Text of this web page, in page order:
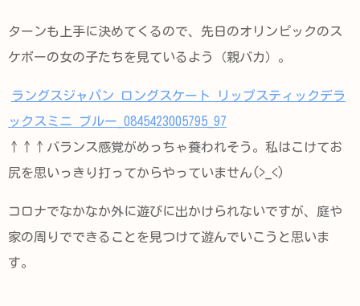
ターンも上手に決めてくるので、先日のオリンピックのス
ケボーの女の子たちを見ているよう（親バカ）。
ラングスジャパン ロングスケート リップスティックデラ
ックスミニ ブルー_0845423005795_97
↑↑↑バランス感覚がめっちゃ養われそう。私はこけてお
尻を思いっきり打ってからやっていません(>_<)
コロナでなかなか外に遊びに出かけられないですが、庭や
家の周りでできることを見つけて遊んでいこうと思いま
す。